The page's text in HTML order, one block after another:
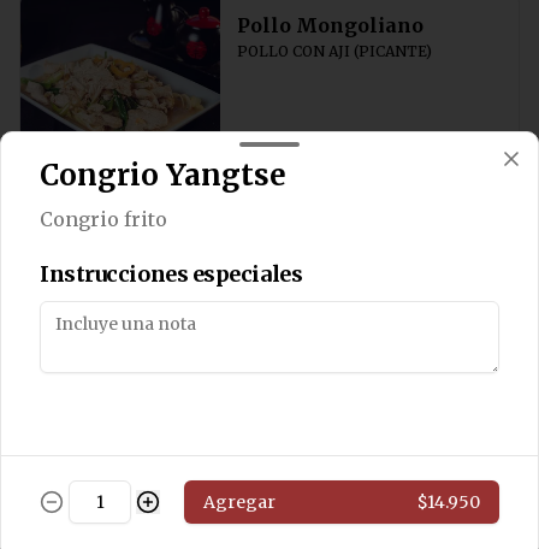
Pollo Mongoliano
POLLO CON AJI (PICANTE)
Salteado de pollo sin cebollín
$11.800
Pollo Chung San
Salteado de pollo con algas y
champiñones
Congrio Yangtse
Congrio frito
Instrucciones especiales
Agregar $14.950